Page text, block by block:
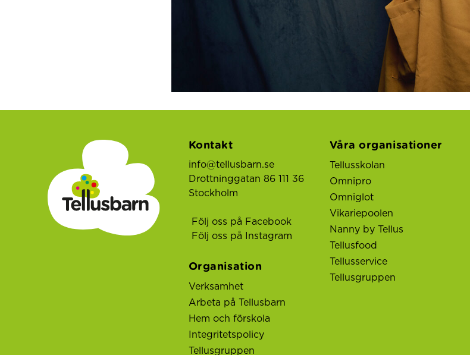
Kontakt
info@tellusbarn.se
Drottninggatan 86 111 36
Stockholm
Följ oss på Facebook
Följ oss på Instagram
Organisation
Verksamhet
Arbeta på Tellusbarn
Hem och förskola
Integritetspolicy
Tellusgruppen
Våra organisationer
Tellusskolan
Omnipro
Omniglot
Vikariepoolen
Nanny by Tellus
Tellusfood
Tellusservice
Tellusgruppen